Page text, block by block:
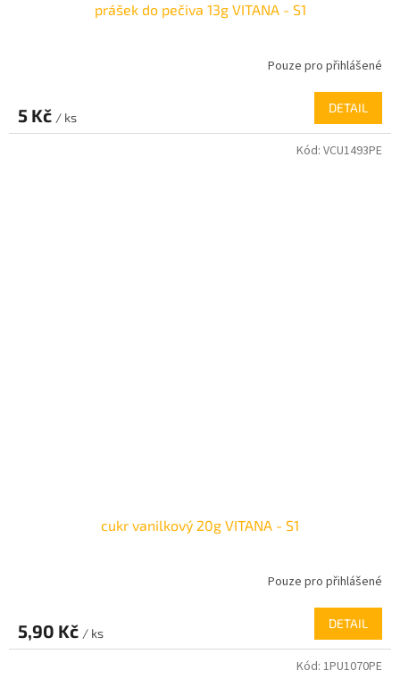
prášek do pečiva 13g VITANA - S1
Pouze pro přihlášené
5 Kč / ks
DETAIL
cukr vanilkový 20g VITANA - S1
Pouze pro přihlášené
5,90 Kč / ks
DETAIL
Kód: VCU1493PE
Kód: 1PU1070PE